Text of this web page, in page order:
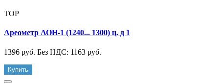
TOP
Ареометр АОН-1 (1240... 1300) ц. д 1
1396 руб. Без НДС: 1163 руб.
Купить